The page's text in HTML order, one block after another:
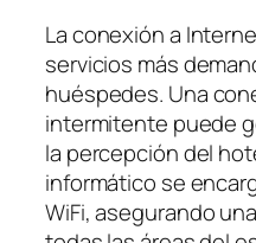
La conexión a
servicios más
huéspedes. Una
intermitente puede
la percepción del
informático se
WiFi, asegurando